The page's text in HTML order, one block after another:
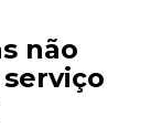
não